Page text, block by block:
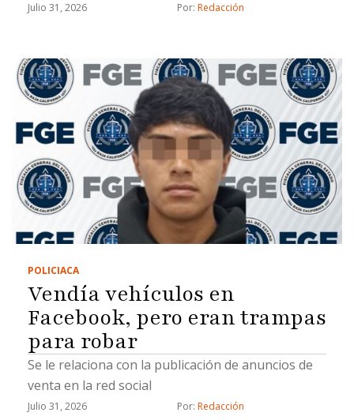
Julio 31, 2026 Por: Redacción
POLICIACA
Vendía vehículos en
Facebook, pero eran trampas
para robar
Se le relaciona con la publicación de anuncios de
venta en la red social
Julio 31, 2026 Por: Redacción